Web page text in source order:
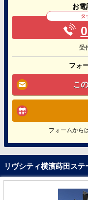
お電
タ
受
フォ
こ
フォームから
リヴシティ横濱蒔田ス